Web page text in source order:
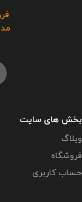
بخش های سایت
وبلاگ
فروشگاه
حساب کاربری